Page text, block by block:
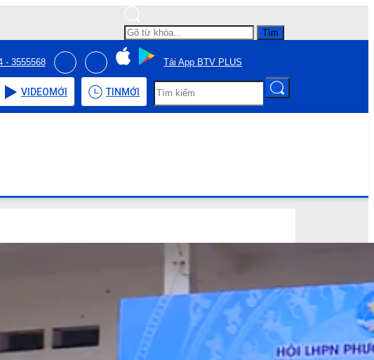
Tìm
- 3555568 Tải App BTV PLUS
VIDEOMỚI TIN MỚI